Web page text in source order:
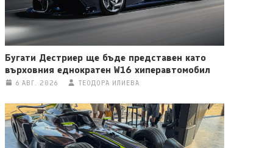
Бугати Дестриер ще бъде представен като
върховния еднократен W16 хиперавтомобил
6 АВГ. 2026 ТЕОДОРА ИЛИЕВА